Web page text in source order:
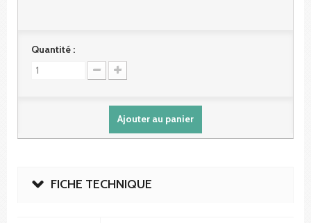
Quantité :
Ajouter au panier
FICHE TECHNIQUE